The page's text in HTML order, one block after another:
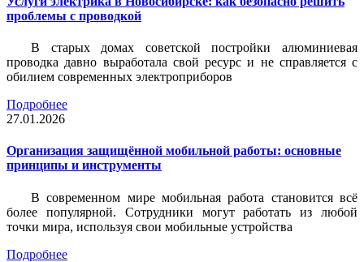
проблемы с проводкой
В старых домах советской постройки алюминиевая
проводка давно выработала свой ресурс и не справляется с
обилием современных электроприборов
Подробнее
27.01.2026
Организация защищённой мобильной работы: основные
принципы и инструменты
В современном мире мобильная работа становится всё
более популярной. Сотрудники могут работать из любой
точки мира, используя свои мобильные устройства
Подробнее